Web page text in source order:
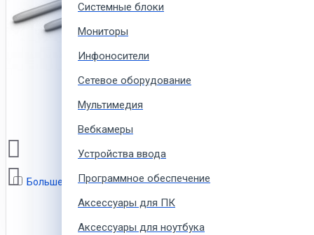
Больше не показывать это сообщение
Системные блоки
Мониторы
Инфоносители
Сетевое оборудование
Мультимедия
Вебкамеры
Устройства ввода
Программное обеспечение
Аксессуары для ПК
Аксессуары для ноутбука